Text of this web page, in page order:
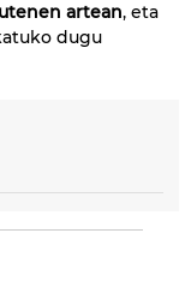
artean, eta
dugu